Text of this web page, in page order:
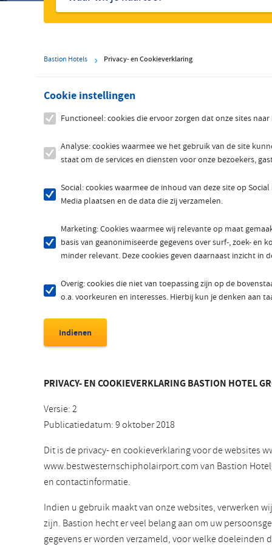
Bastion Hotels Privacy- en Cookieverklaring
Cookie instellingen
Functioneel: cookies die ervoor zorgen dat onze sites
Analyse: cookies waarmee we het gebruik van de site
staat om de services en diensten voor onze bezoekers,
Social: cookies waarmee de inhoud van deze site op
Media plaatsen en de data die zij verzamelen.
Marketing: Cookies waarmee wij relevante op maat
basis van geanonimiseerde gegevens over surf-, zoek-
minder relevant. Deze cookies geven daarnaast inzicht in
Overig: cookies die niet van toepassing zijn op de
o.a. voorkeuren en interesses. Hierbij kun je denken aan
PRIVACY- EN COOKIEVERKLARING BASTION HOTEL
Versie: 2
Publicatiedatum: 9 oktober 2018
Dit is de privacy- en cookieverklaring voor de
www.bestwesternschipholairport.com van Bastion
en contactinformatie.
Indien u gebruik maakt van onze websites, verwerken
zijn. Bastion hecht er veel belang aan om uw
gegevens er worden verzameld, voor welke